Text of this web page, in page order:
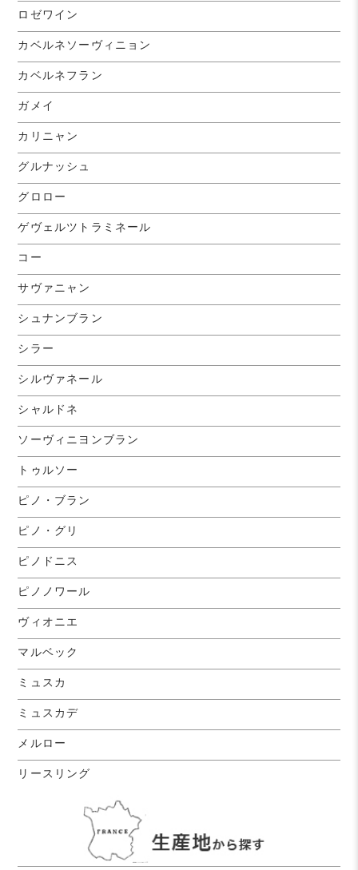
ロゼワイン
カベルネソーヴィニョン
カベルネフラン
ガメイ
カリニャン
グルナッシュ
グロロー
ゲヴェルツトラミネール
コー
サヴァニャン
シュナンブラン
シラー
シルヴァネール
シャルドネ
ソーヴィニヨンブラン
トゥルソー
ピノ・ブラン
ピノ・グリ
ピノドニス
ピノノワール
ヴィオニエ
マルベック
ミュスカ
ミュスカデ
メルロー
リースリング